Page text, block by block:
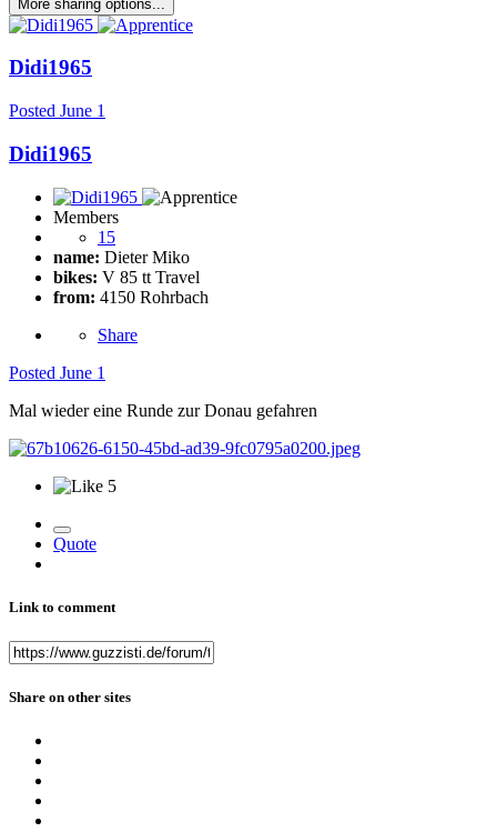
More sharing options...
Didi1965
Posted June 1
Didi1965
Members
15
name: Dieter Miko
bikes: V 85 tt Travel
from: 4150 Rohrbach
Share
Posted June 1
Mal wieder eine Runde zur Donau gefahren
5
Quote
Link to comment
Share on other sites